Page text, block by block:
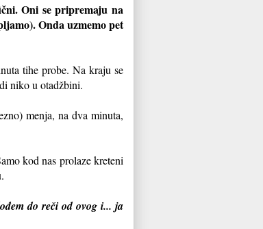
Oni se pripremaju na
Onda uzmemo pet
tihe probe. Na kraju se
niko u otadžbini.
menja, na dva minuta,
kod nas prolaze kreteni
do reči od ovog i... ja